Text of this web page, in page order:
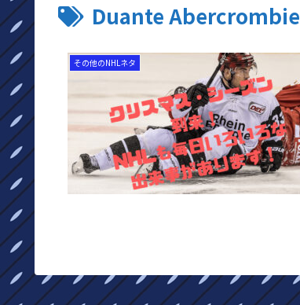
Duante Abercrombie
その他のNHLネタ